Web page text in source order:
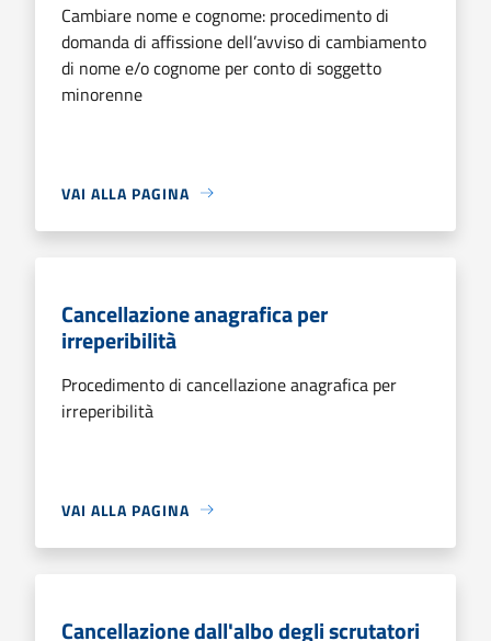
Cambiare nome e cognome: procedimento di
domanda di affissione dell’avviso di cambiamento
di nome e/o cognome per conto di soggetto
minorenne
VAI ALLA PAGINA
Cancellazione anagrafica per
irreperibilità
Procedimento di cancellazione anagrafica per
irreperibilità
VAI ALLA PAGINA
Cancellazione dall'albo degli scrutatori